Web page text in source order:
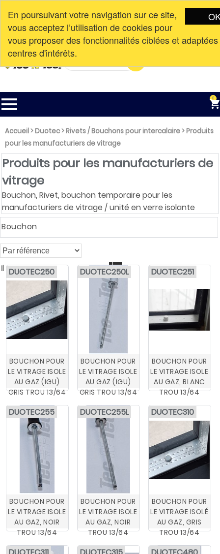
En poursuivant votre navigation sur ce site,
vous acceptez l’utilisation de cookies pour
vous proposer des fonctionnalités ciblées et
centres d'intérêts.
Nouvelle adresse à partir du
10 avril 2023. 113-3351 AV DE LA
GARE, MASCOUCHE, QC, J7K 3C1
CAD$
English
0
Accueil>Duotec>Rivets / Bouchons pour intercalaire>Produits
pour les manufacturiers de vitrage
Produits pour les manufacturiers de
vitrage
Bouchon, Rivet, bouchon temporaire pour les
manufacturiers de vitrage / unité en verre isolante
Bouchon
Il y a 11 produits 
BOUCHON POUR
LE VITRAGE ISOLE
AU GAZ (IGU)
GRIS TROU 13/64
DUOTEC250
BOUCHON POUR
LE VITRAGE ISOLE
AU GAZ (IGU)
GRIS TROU 13/64
DUOTEC250L
BOUCHON POUR
LE VITRAGE ISOLE
AU GAZ, BLANC
TROU 13/64
DUOTEC251
BOUCHON POUR
LE VITRAGE ISOLE
AU GAZ, NOIR
TROU 13/64
DUOTEC255
BOUCHON POUR
LE VITRAGE ISOLE
AU GAZ, NOIR
TROU 13/64
DUOTEC255L
BOUCHON POUR
LE VITRAGE ISOLÉ
AU GAZ, GRIS
TROU 13/64
DUOTEC310